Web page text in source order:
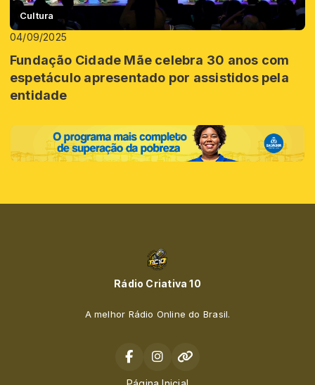
Cultura
04/09/2025
Fundação Cidade Mãe celebra 30 anos com
espetáculo apresentado por assistidos pela
entidade
Rádio Criativa 10
A melhor Rádio Online do Brasil.